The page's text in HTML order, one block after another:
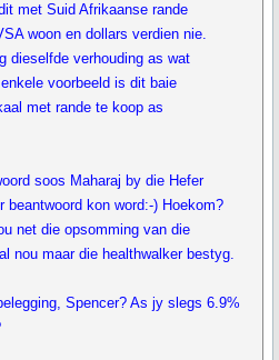
met Suid Afrikaanse rande
woon en dollars verdien nie.
dieselfde verhouding as wat
voorbeeld is dit baie
met rande te koop as
soos Maharaj by die Hefer
kon word:-) Hoekom?
net die opsomming van die
nou maar die healthwalker bestyg.
Spencer? As jy slegs 6.9%